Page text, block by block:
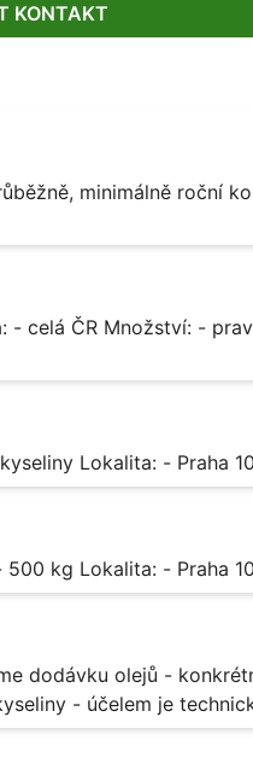
KONTAKT
- účelem je